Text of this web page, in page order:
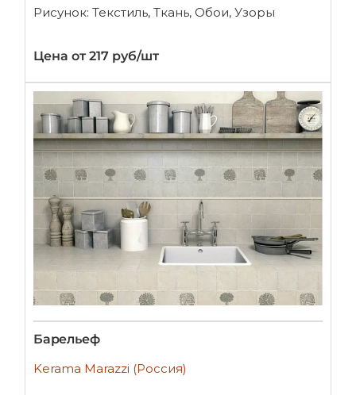
Рисунок: Текстиль, Ткань, Обои, Узоры
Цена от 217 руб/шт
Барельеф
Kerama Marazzi (Россия)